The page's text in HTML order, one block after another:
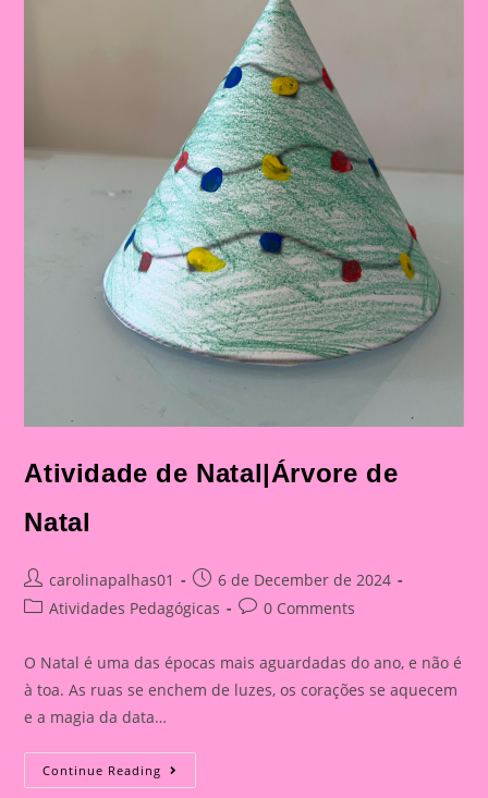
Atividade de Natal|Árvore de
Natal
Post
author:
carolinapalhas01
Post
published:
6 de December de 2024
PostAtividades Pedagógicas
Post0 Comments
O Natal é uma das épocas mais aguardadas do ano, e não é
à toa. As ruas se enchem de luzes, os corações se aquecem
e a magia da data…
Continue Reading Atividade
De